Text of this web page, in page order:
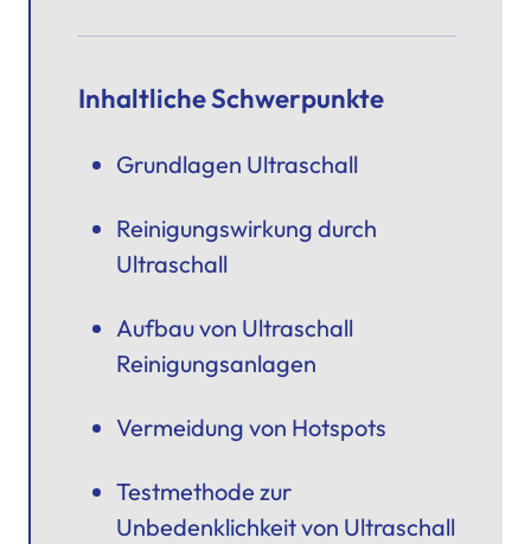
Inhaltliche Schwerpunkte
Grundlagen Ultraschall
Reinigungswirkung durch
Ultraschall
Aufbau von Ultraschall
Reinigungsanlagen
Vermeidung von Hotspots
Testmethode zur
Unbedenklichkeit von Ultraschall